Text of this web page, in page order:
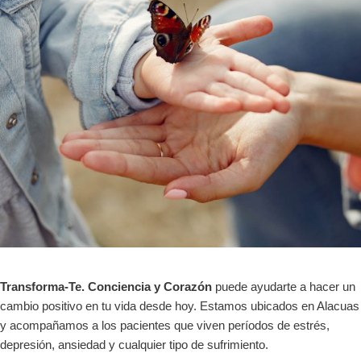
Transforma-Te. Conciencia y Corazón puede ayudarte a hacer un
cambio positivo en tu vida desde hoy. Estamos ubicados en Alacuas
y acompañamos a los pacientes que viven períodos de estrés,
depresión, ansiedad y cualquier tipo de sufrimiento.